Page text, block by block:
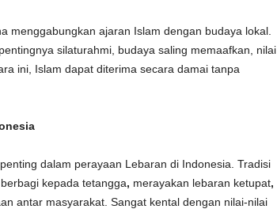
menggabungkan ajaran Islam dengan budaya lokal.
silaturahmi, budaya saling memaafkan, nilai
ini, Islam dapat diterima secara damai tanpa
dalam perayaan Lebaran di Indonesia. Tradisi
berbagi kepada tetangga, merayakan lebaran ketupat,
antar masyarakat. Sangat kental dengan nilai-nilai